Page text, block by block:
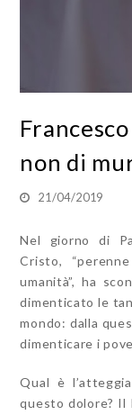
non di
21/04/2019
Nel giorno di
Cristo,
umanità”, ha
dimenticato le
mondo: dalla
dimenticare i
Qual è
questo dolore? Il